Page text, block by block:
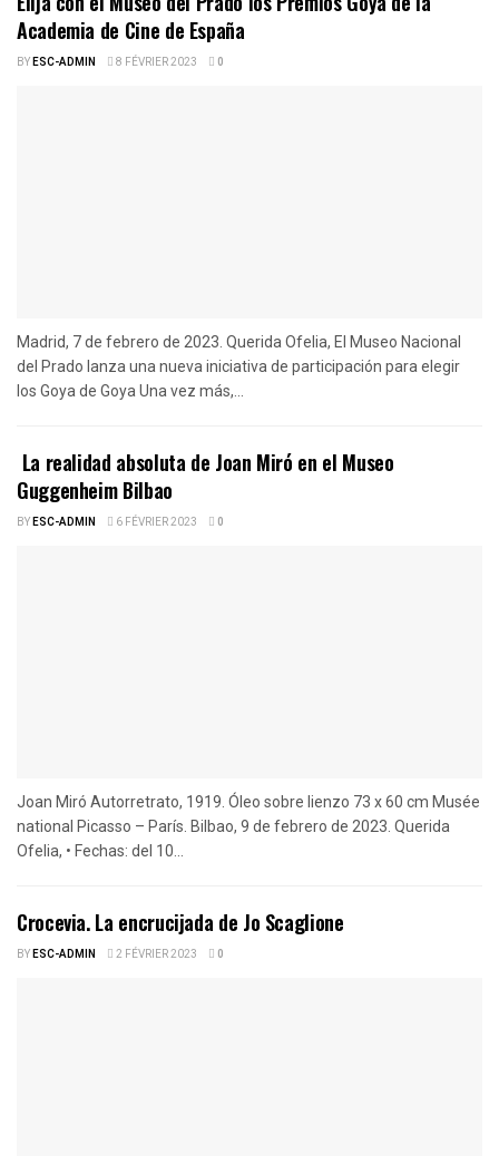
Academia de Cine de España
BYESC-ADMIN 8 FÉVRIER 2023 0
Madrid, 7 de febrero de 2023. Querida Ofelia, El Museo Nacional
del Prado lanza una nueva iniciativa de participación para elegir
los Goya de Goya Una vez más,...
La realidad absoluta de Joan Miró en el Museo
Guggenheim Bilbao
BYESC-ADMIN 6 FÉVRIER 2023 0
Joan Miró Autorretrato, 1919. Óleo sobre lienzo 73 x 60 cm Musée
national Picasso – París. Bilbao, 9 de febrero de 2023. Querida
Ofelia, • Fechas: del 10...
Crocevia. La encrucijada de Jo Scaglione
BYESC-ADMIN 2 FÉVRIER 2023 0